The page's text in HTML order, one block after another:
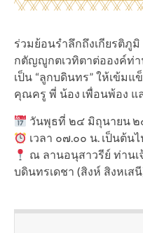
ร่วมย้อนรำลึกถึงเกียรติภู
กตัญญูกตเวทิตาต่อองค์ท่า
เป็น “ลูกบดินทร” ให้เข้ม
คุณครู พี่ น้อง เพื่อนพ้อง
วันพุธที่ ๒๔ มิถุนายน
เวลา ๐๗.๐๐ น. เป็นต้นไ
ณ ลานอนุสาวรีย์ ท่านเ
บดินทรเดชา (สิงห์ สิงหเส